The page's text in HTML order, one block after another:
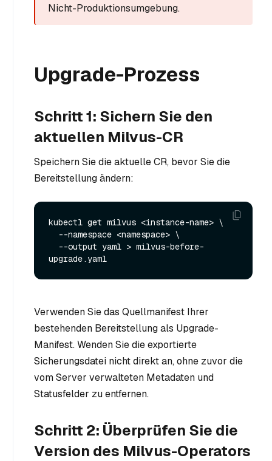
Nicht-Produktionsumgebung.
Upgrade-Prozess
Schritt 1: Sichern Sie den
aktuellen Milvus-CR
Speichern Sie die aktuelle CR, bevor Sie die
Bereitstellung ändern:
kubectl get milvus <instance-name> \
Verwenden Sie das Quellmanifest Ihrer
bestehenden Bereitstellung als Upgrade-
Manifest. Wenden Sie die exportierte
Sicherungsdatei nicht direkt an, ohne zuvor die
vom Server verwalteten Metadaten und
Statusfelder zu entfernen.
Schritt 2: Überprüfen Sie die
Version des Milvus-Operators